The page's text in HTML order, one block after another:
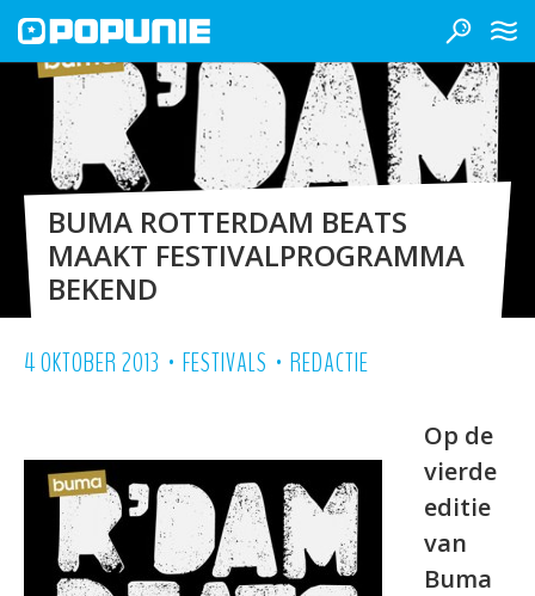
BUMA ROTTERDAM BEATS
MAAKT FESTIVALPROGRAMMA
BEKEND
4 OKTOBER 2013 • FESTIVALS • REDACTIE
Op de
vierde
editie
van
Buma